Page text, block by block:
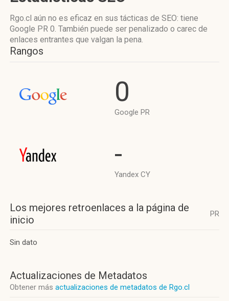
Rgo.cl aún no es eficaz en sus tácticas de SEO: tiene
Google PR 0. También puede ser penalizado o carec de
enlaces entrantes que valgan la pena.
Rangos
0
Google PR
-
Yandex CY
Los mejores retroenlaces a la página de
inicio
PR
Sin dato
Actualizaciones de Metadatos
Obtener más actualizaciones de metadatos de Rgo.cl